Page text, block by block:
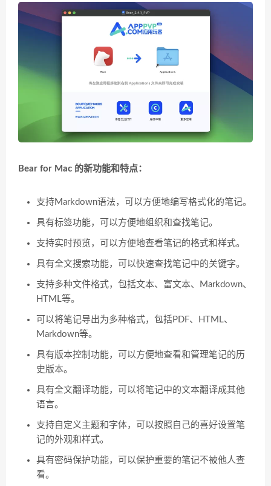
Bear for Mac 的新功能和特点：
支持Markdown语法，可以方便地编写格式化的笔记。
具有标签功能，可以方便地组织和查找笔记。
支持实时预览，可以方便地查看笔记的格式和样式。
具有全文搜索功能，可以快速查找笔记中的关键字。
支持多种文件格式，包括文本、富文本、Markdown、
HTML等。
可以将笔记导出为多种格式，包括PDF、HTML、
Markdown等。
具有版本控制功能，可以方便地查看和管理笔记的历
史版本。
具有全文翻译功能，可以将笔记中的文本翻译成其他
语言。
支持自定义主题和字体，可以按照自己的喜好设置笔
记的外观和样式。
具有密码保护功能，可以保护重要的笔记不被他人查
看。